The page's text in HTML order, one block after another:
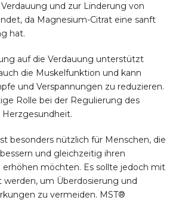
und zur Linderung von
da Magnesium-Citrat eine sanft
hat.
auf die Verdauung unterstützt
die Muskelfunktion und kann
und Verspannungen zu reduzieren.
Rolle bei der Regulierung des
Herzgesundheit.
besonders nützlich für Menschen, die
und gleichzeitig ihren
erhöhen möchten. Es sollte jedoch mit
werden, um Überdosierung und
zu vermeiden. MST®